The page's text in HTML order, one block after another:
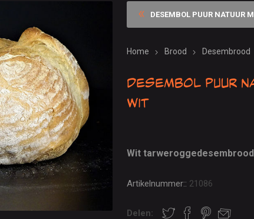
DESEMBOL PUUR NATUUR MEERGR...
Home Brood Desembrood
Desembol Puur
Wit
Wit
Artikelnummer:: 21086
Delen: